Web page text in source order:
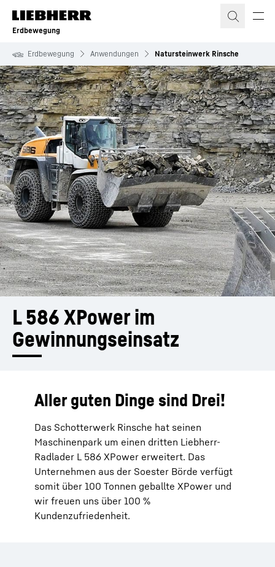
Zum Inhalt springen
Erdbewegung
Erdbewegung Anwendungen Natursteinwerk Rinsche
L 586 XPower im
Gewinnungs­einsatz
Aller guten Dinge sind Drei!
Das Schotterwerk Rinsche hat seinen
Maschinenpark um einen dritten Liebherr-
Radlader L 586 XPower erweitert. Das
Unternehmen aus der Soester Börde verfügt
somit über 100 Tonnen geballte XPower und
wir freuen uns über 100 %
Kundenzufriedenheit.